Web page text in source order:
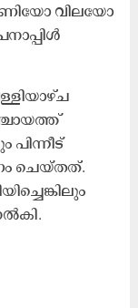
വിലയോ
ചെയ്തത്.